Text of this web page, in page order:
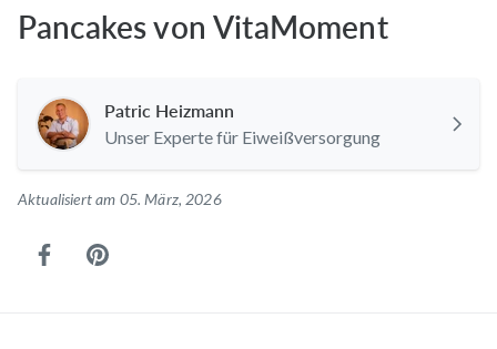
Pancakes von VitaMoment
Patric Heizmann
Unser Experte für Eiweißversorgung
Aktualisiert am 05. März, 2026